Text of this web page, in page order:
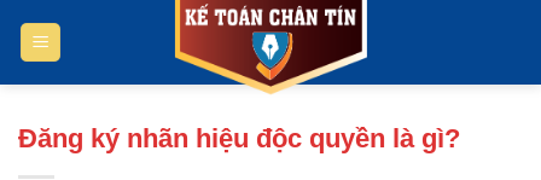
Đăng ký nhãn hiệu độc quyền là gì?